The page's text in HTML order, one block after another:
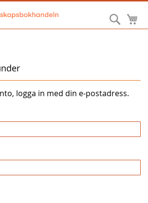
Sök
logga in med din e-postadress.